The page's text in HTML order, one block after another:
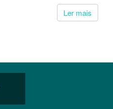
Ler mais